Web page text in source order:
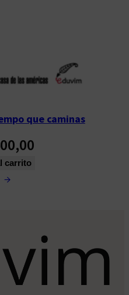
que caminas
carrito
→